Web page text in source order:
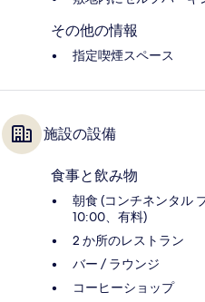
その他の情報
指定喫煙スペース
施設の設備
食事と飲み物
朝食 (コンチネンタル
10:00、有料)
2 か所のレストラン
バー / ラウンジ
コーヒーショップ